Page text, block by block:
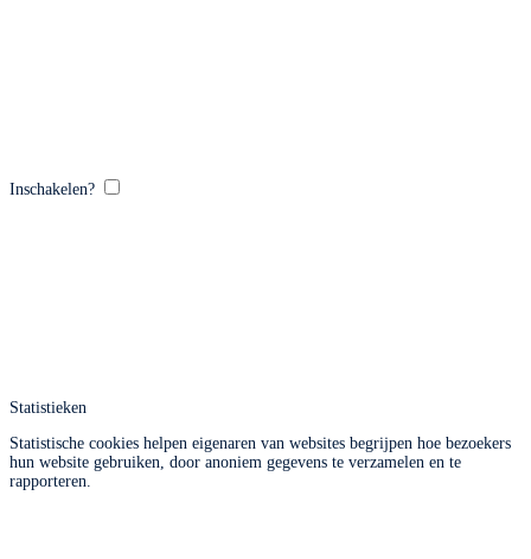
Inschakelen?
Statistieken
Statistische cookies helpen eigenaren van websites begrijpen hoe bezoekers
hun website gebruiken, door anoniem gegevens te verzamelen en te
rapporteren.